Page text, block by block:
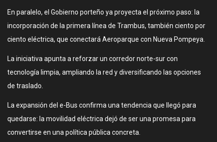
En paralelo, el Gobierno porteño ya proyecta el próximo paso: la
incorporación de la primera línea de Trambus, también ciento por
ciento eléctrica, que conectará Aeroparque con Nueva Pompeya.
La iniciativa apunta a reforzar un corredor norte-sur con
tecnología limpia, ampliando la red y diversificando las opciones
de traslado.
La expansión del e-Bus confirma una tendencia que llegó para
quedarse: la movilidad eléctrica dejó de ser una promesa para
convertirse en una política pública concreta.